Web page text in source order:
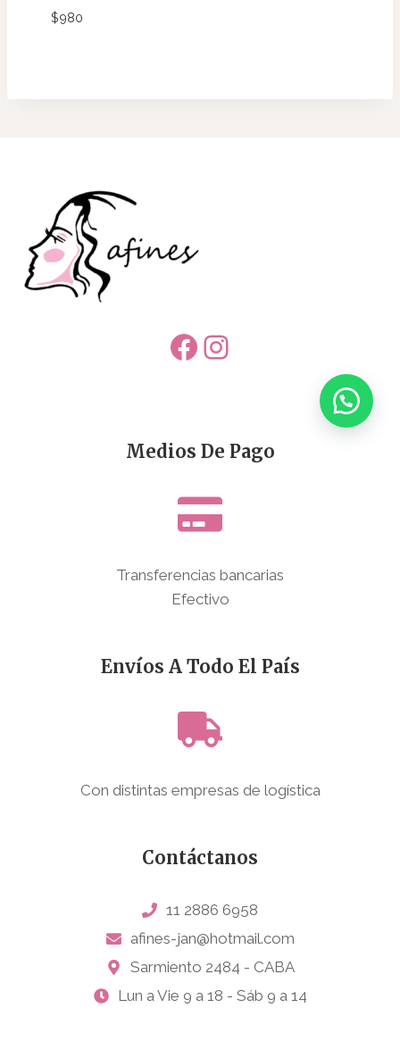
$980
Facebook
Instagram
Medios De Pago
Transferencias bancarias
Efectivo
Envíos A Todo El País
Con distintas empresas de logística
Contáctanos
11 2886 6958
afines-jan@hotmail.com
Sarmiento 2484 - CABA
Lun a Vie 9 a 18 - Sáb 9 a 14